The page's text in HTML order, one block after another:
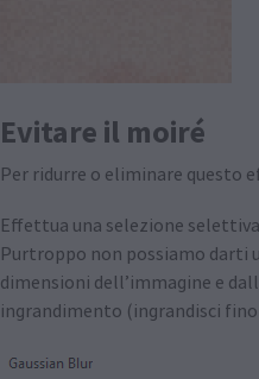
Evitare il moiré
Per ridurre o eliminare questo
Effettua una selezione
Purtroppo non possiamo darti
dimensioni dell’immagine e
ingrandimento (ingrandisci fino